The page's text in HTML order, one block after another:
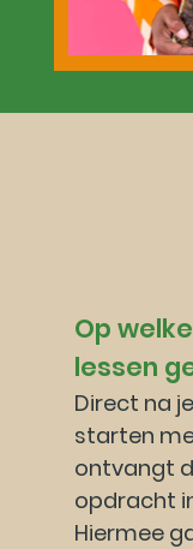
Op
lessen
Direct na
starten
ontvangt
opdracht
Hiermee